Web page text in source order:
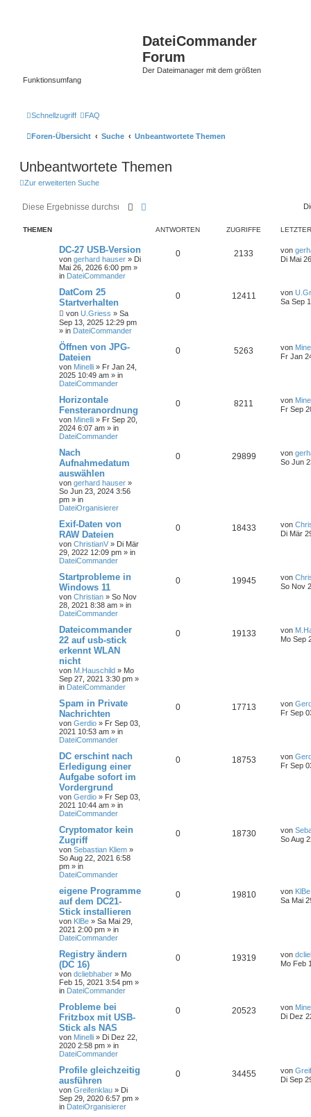
DateiCommander
Forum
Der Dateimanager mit dem größten
Funktionsumfang
Schnellzugriff FAQ
Foren-Übersicht Suche Unbeantwortete Themen
Unbeantwortete Themen
Zur erweiterten Suche
Suche
THEMEN ANTWORTEN ZUGRIFFE
DC-27 USB-Version
von gerhard hauser » Di
Mai 26, 2026 6:00 pm »
in DateiCommander
0 2133 von
Di Mai
DatCom 25
Startverhalten
von U.Griess » Sa
Sep 13, 2025 12:29 pm
» in DateiCommander
0 12411 von
Sa Sep
Öffnen von JPG-
Dateien
von Minelli » Fr Jan 24,
2025 10:49 am » in
DateiCommander
0 5263 von
Fr Jan
Horizontale
Fensteranordnung
von Minelli » Fr Sep 20,
2024 6:07 am » in
DateiCommander
0 8211 von
Fr Sep
Nach
Aufnahmedatum
auswählen
von gerhard hauser »
So Jun 23, 2024 3:56
pm » in
DateiOrganisierer
0 29899 von
So Jun
Exif-Daten von
RAW Dateien
von ChristianV » Di Mär
29, 2022 12:09 pm » in
DateiCommander
0 18433 von
Di Mär
Startprobleme in
Windows 11
von Christian » So Nov
28, 2021 8:38 am » in
DateiCommander
0 19945 von
So Nov
Dateicommander
22 auf usb-stick
erkennt WLAN
nicht
von M.Hauschild » Mo
Sep 27, 2021 3:30 pm »
in DateiCommander
0 19133 von
Mo Sep
Spam in Private
Nachrichten
von Gerdio » Fr Sep 03,
2021 10:53 am » in
DateiCommander
0 17713 von
Fr Sep
DC erschint nach
Erledigung einer
Aufgabe sofort im
Vordergrund
von Gerdio » Fr Sep 03,
2021 10:44 am » in
DateiCommander
0 18753 von
Fr Sep
Cryptomator kein
Zugriff
von Sebastian Kliem »
So Aug 22, 2021 6:58
pm » in
DateiCommander
0 18730 von
So Aug
eigene Programme
auf dem DC21-
Stick installieren
von KlBe » Sa Mai 29,
2021 2:00 pm » in
DateiCommander
0 19810 von KlBe
Sa Mai
Registry ändern
(DC 16)
von dcliebhaber » Mo
Feb 15, 2021 3:54 pm »
in DateiCommander
0 19319 von
Mo Feb
Probleme bei
Fritzbox mit USB-
Stick als NAS
von Minelli » Di Dez 22,
2020 2:58 pm » in
DateiCommander
0 20523 von
Di Dez
Profile gleichzeitig
ausführen
von Greifenklau » Di
Sep 29, 2020 6:57 pm »
in DateiOrganisierer
0 34455 von
Di Sep